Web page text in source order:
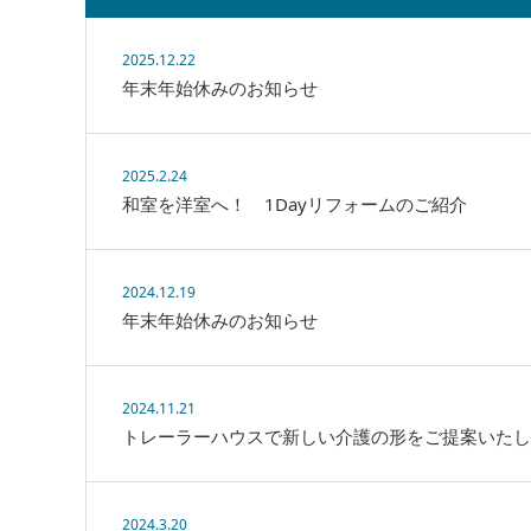
2025.12.22
年末年始休みのお知らせ
2025.2.24
和室を洋室へ！ 1Dayリフォームのご紹介
2024.12.19
年末年始休みのお知らせ
2024.11.21
トレーラーハウスで新しい介護の形をご提案いた
2024.3.20